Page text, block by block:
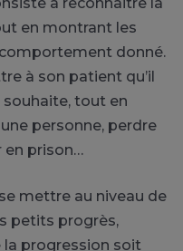
à reconnaitre la
en montrant les
comportement donné.
à son patient qu’il
souhaite, tout en
personne, perdre
en prison…
mettre au niveau de
petits progrès,
progression soit